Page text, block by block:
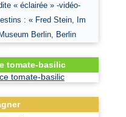
« éclairée » -vidéo-
: « Fred Stein, Im
Berlin, Berlin
tomate-basilic